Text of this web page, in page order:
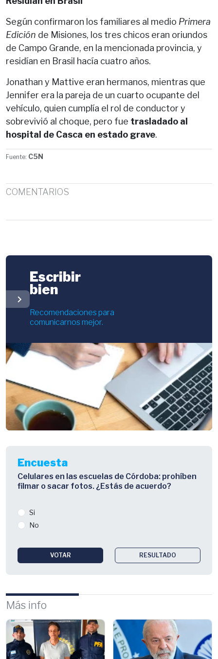
Según confirmaron los familiares al medio Primera
Edición de Misiones, los tres chicos eran oriundos
de Campo Grande, en la mencionada provincia, y
residían en Brasil hacía cuatro años.
Jonathan y Mattive eran hermanos, mientras que
Jennifer era la pareja de un cuarto ocupante del
vehículo, quien cumplía el rol de conductor y
sobrevivió al choque, pero fue trasladado al
hospital de Casca en estado grave.
Fuente: C5N
COMENTARIOS
chevron_right
Escribir
bien
Recomendaciones para
comunicarnos mejor.
Encuesta
Celulares en las escuelas de Córdoba: prohíben
filmar o sacar fotos. ¿Estás de acuerdo?
Si
No
VOTAR RESULTADO
Más info